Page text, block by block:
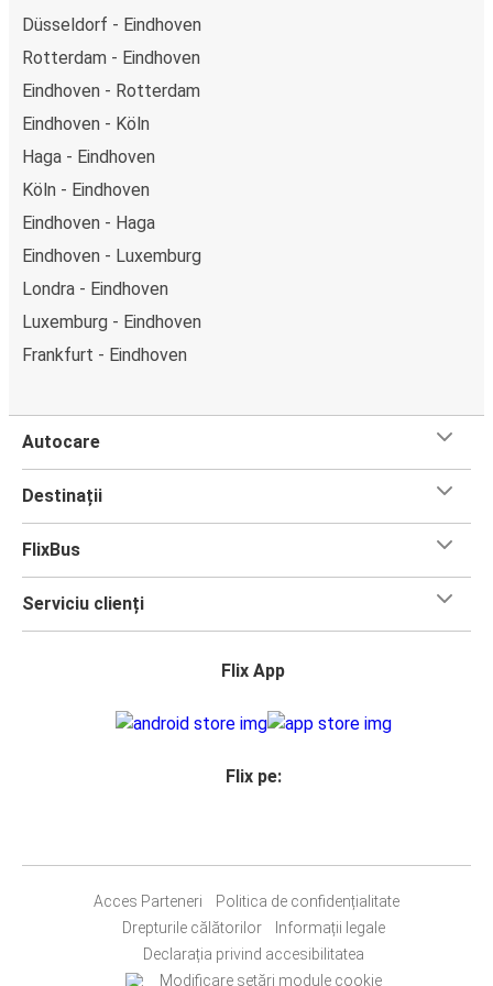
Düsseldorf - Eindhoven
Rotterdam - Eindhoven
Eindhoven - Rotterdam
Eindhoven - Köln
Haga - Eindhoven
Köln - Eindhoven
Eindhoven - Haga
Eindhoven - Luxemburg
Londra - Eindhoven
Luxemburg - Eindhoven
Frankfurt - Eindhoven
Autocare
Destinații
FlixBus
Serviciu clienți
Flix App
Flix pe:
Acces Parteneri
Politica de confidențialitate
Drepturile călătorilor
Informații legale
Declarația privind accesibilitatea
Modificare setări module cookie